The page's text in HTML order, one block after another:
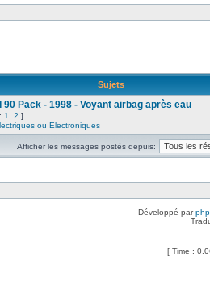
Sujets
90 Pack - 1998 - Voyant airbag après eau
1 2 ]
ou Electroniques
Afficher les messages postés depuis:
Développé par
[ Time :